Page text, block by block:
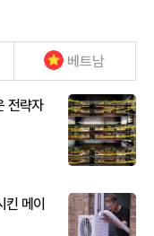
베트남
전략자
킨 메이